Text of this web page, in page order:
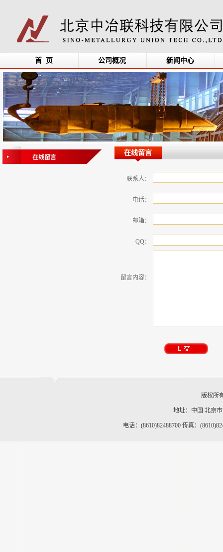
首 页 公司概况 新闻中心
在线留言
在线留言
联系人：
电话：
邮箱：
QQ：
留言内容：
版权所
地址：中国 北京
电话：(8610)82488700 传真：